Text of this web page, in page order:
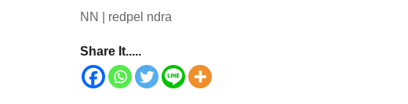
NN | redpel ndra
Share It.....